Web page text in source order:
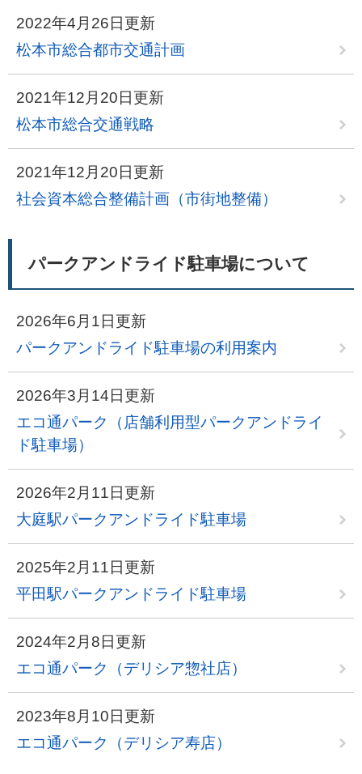
2022年4月26日更新
松本市総合都市交通計画
2021年12月20日更新
松本市総合交通戦略
2021年12月20日更新
社会資本総合整備計画（市街地整備）
パークアンドライド駐車場について
2026年6月1日更新
パークアンドライド駐車場の利用案内
2026年3月14日更新
エコ通パーク（店舗利用型パークアンドライ
ド駐車場）
2026年2月11日更新
大庭駅パークアンドライド駐車場
2025年2月11日更新
平田駅パークアンドライド駐車場
2024年2月8日更新
エコ通パーク（デリシア惣社店）
2023年8月10日更新
エコ通パーク（デリシア寿店）